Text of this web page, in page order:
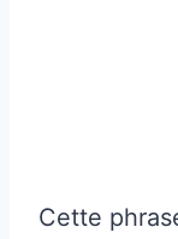
Cette